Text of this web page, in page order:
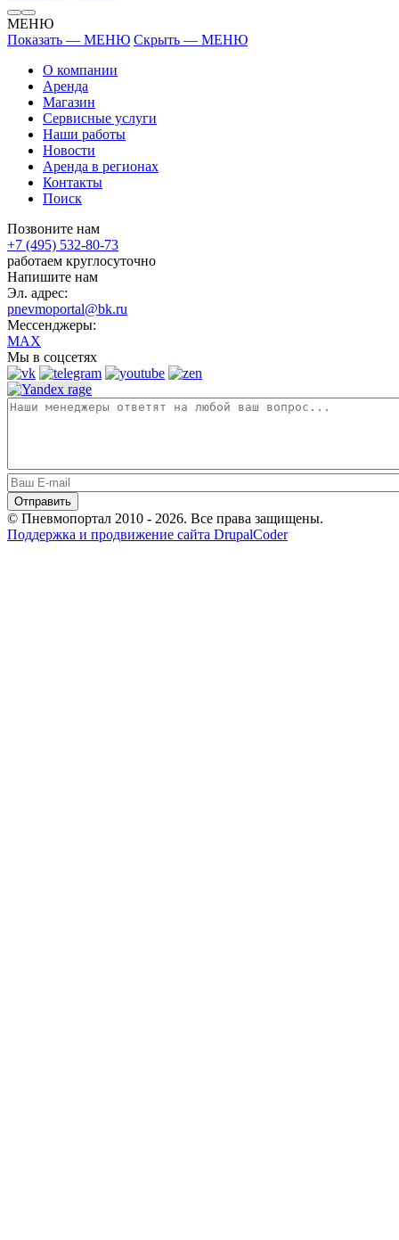
МЕНЮ
Показать — МЕНЮ Скрыть — МЕНЮ
О компании
Аренда
Магазин
Сервисные услуги
Наши работы
Новости
Аренда в регионах
Контакты
Поиск
Позвоните нам
+7 (495) 532-80-73
работаем круглосуточно
Напишите нам
Эл. адрес:
pnevmoportal@bk.ru
Мессенджеры:
MAX
Мы в соцсетях
© Пневмопортал 2010 - 2026. Все права защищены.
Поддержка и продвижение сайта DrupalCoder